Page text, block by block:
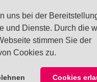
uns bei der
und Dienste. Durch die
stimmen Sie der
Cookies zu.
Cookies